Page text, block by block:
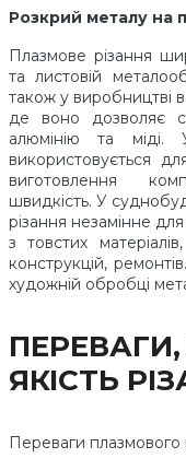
Розкрий металу на
Плазмове різання
та листовій
також у виробництві
де воно дозволяє
алюмінію та міді. У
використовується
виготовлення
швидкість. У
різання незамінне
з товстих
конструкцій,
художній обробці
ЯКІСТЬ
Переваги плазмового